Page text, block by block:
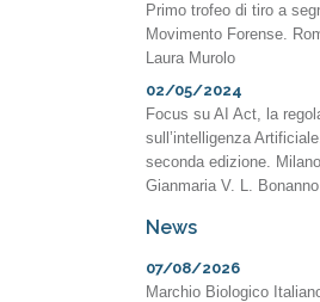
Primo trofeo di tiro a
Movimento Forense.
Laura Murolo
02/05/2024
Focus su AI Act, la
sull’intelligenza
seconda edizione.
Gianmaria V. L. Bonanno
News
07/08/2026
Marchio Biologico